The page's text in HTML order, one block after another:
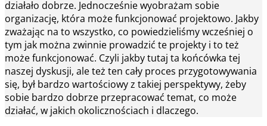
działało dobrze. Jednocześnie wyobrażam sobie
organizację, która może funkcjonować projektowo. Jakby
zważając na to wszystko, co powiedzieliśmy wcześniej o
tym jak można zwinnie prowadzić te projekty i to też
może funkcjonować. Czyli jakby tutaj ta końcówka tej
naszej dyskusji, ale też ten cały proces przygotowywania
się, był bardzo wartościowy z takiej perspektywy, żeby
sobie bardzo dobrze przepracować temat, co może
działać, w jakich okolicznościach i dlaczego.